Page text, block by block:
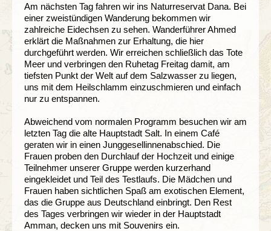
Am nächsten Tag fahren wir ins Naturreservat Dana. Bei
einer zweistündigen Wanderung bekommen wir
zahlreiche Eidechsen zu sehen. Wanderführer Ahmed
erklärt die Maßnahmen zur Erhaltung, die hier
durchgeführt werden. Wir erreichen schließlich das Tote
Meer und verbringen den Ruhetag Freitag damit, am
tiefsten Punkt der Welt auf dem Salzwasser zu liegen,
uns mit dem Heilschlamm einzuschmieren und einfach
nur zu entspannen.
Abweichend vom normalen Programm besuchen wir am
letzten Tag die alte Hauptstadt Salt. In einem Café
geraten wir in einen Junggesellinnenabschied. Die
Frauen proben den Durchlauf der Hochzeit und einige
Teilnehmer unserer Gruppe werden kurzerhand
eingekleidet und Teil des Testlaufs. Die Mädchen und
Frauen haben sichtlichen Spaß am exotischen Element,
das die Gruppe aus Deutschland einbringt. Den Rest
des Tages verbringen wir wieder in der Hauptstadt
Amman, decken uns mit Souvenirs ein.